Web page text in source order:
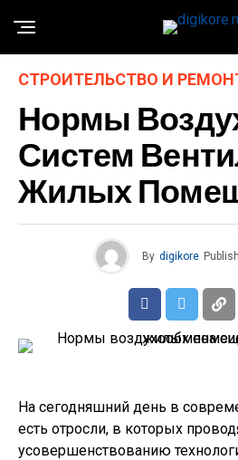
СТРОИТЕЛЬСТВО И
Нормы
Систем
Жилых
By digikore
На сегодняшний день в
есть отросли, в которых
усовершенствованию